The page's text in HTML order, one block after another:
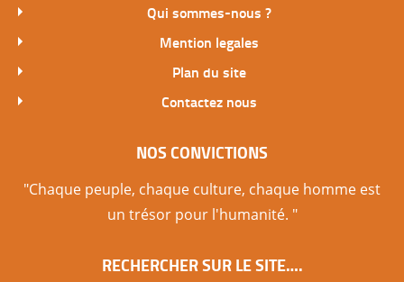
Qui sommes-nous ?
Mention legales
Plan du site
Contactez nous
NOS CONVICTIONS
"Chaque peuple, chaque culture, chaque homme est
un trésor pour l'humanité. "
RECHERCHER SUR LE SITE….